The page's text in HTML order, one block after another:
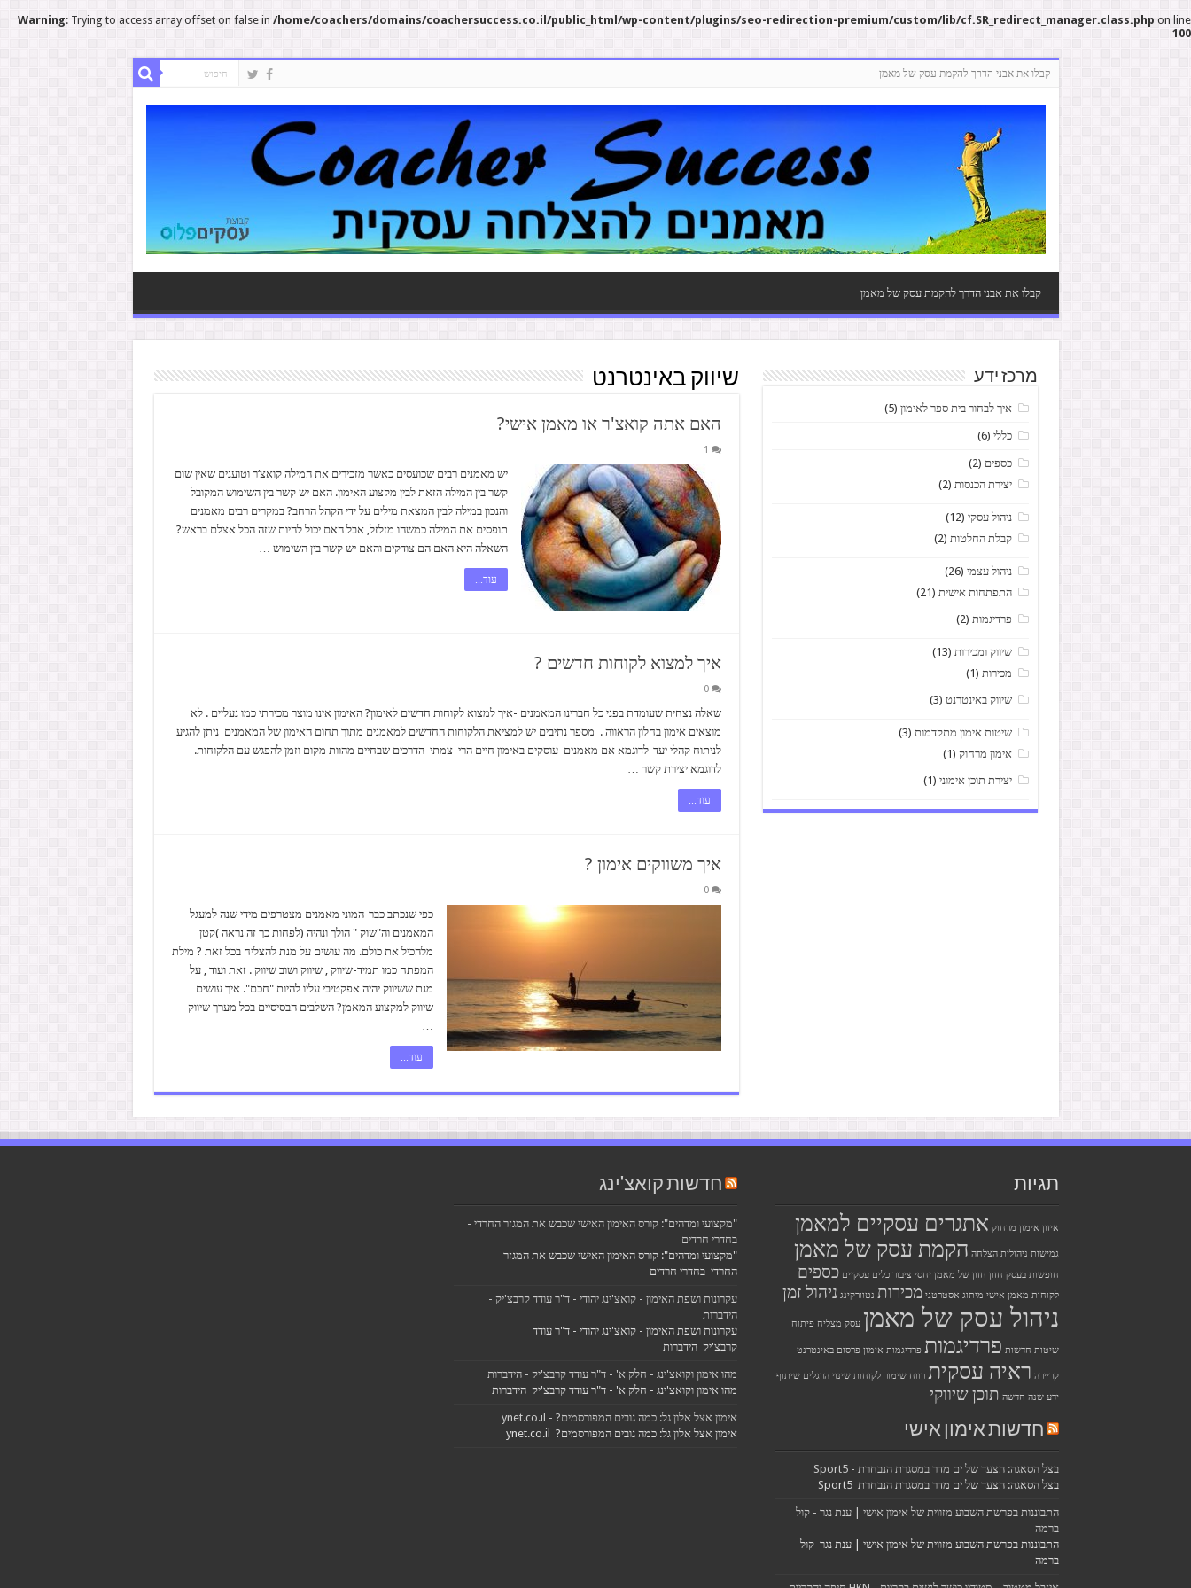
Warning: Trying to access array offset on false in /home/coachers/domains/coachersuccess.co.il/public_html/wp-content/plugins/seo-redirection-premium/custom/lib/cf.SR_redirect_manager.class.php on line
100
קבלו את אבני הדרך להקמת עסק של מאמן
קבלו את אבני הדרך להקמת עסק של מאמן
שיווק באינטרנט
האם אתה קואצ'ר או מאמן אישי?
1
​יש מאמנים רבים שכועסים כאשר מזכירים את המילה קואצ‘ר וטוענים שאין שום
קשר בין המילה הזאת לבין מקצוע האימון. האם יש קשר בין השימוש המקובל
והנכון במילה לבין המצאת מילים על ידי הקהל הרחב? במקרים רבים מאמנים
תופסים את המילה כמשהו מזלזל, אבל האם יכול להיות שזה הכל אצלם בראש?
השאלה היא האם הם צודקים והאם יש קשר בין השימוש …
עוד...
איך למצוא לקוחות חדשים ?
0
שאלה נצחית שעומדת בפני כל חברינו המאמנים -איך למצוא לקוחות חדשים לאימון? האימון אינו מוצר מכירתי כמו נעליים . לא
מוצאים אימון בחלון הראווה . מספר נתיבים יש למציאת הלקוחות החדשים למאמנים מתוך תחום האימון של המאמנים ניתן להגיע
לניתוח קהלי יעד-לדוגמא אם מאמנים עוסקים באימון חיים הרי צמתי הדרכים שבחיים מהוות מקום וזמן להפגש עם הלקוחות.
לדוגמא יצירת קשר …
עוד...
איך משווקים אימון ?
0
כפי שנכתב כבר-המוני מאמנים מצטרפים מידי שנה למעגל
המאמנים וה"שוק " הולך ונהיה (לפחות כך זה נראה )קטן
מלהכיל את כולם. מה עושים על מנת להצליח בכל זאת ? מילת
המפתח כמו תמיד-שיווק , שיווק ושוב שיווק . זאת ועוד , על
מנת ששיווק יהיה אפקטיבי עליו להיות "חכם". איך עושים
שיווק למקצוע המאמן? השלבים הבסיסיים בכל מערך שיווק –
…
עוד...
מרכז ידע
איך לבחור בית ספר לאימון (5)
כללי (6)
כספים (2)
יצירת הכנסות (2)
ניהול עסקי (12)
קבלת החלטות (2)
ניהול עצמי (26)
התפתחות אישית (21)
פרדיגמות (2)
שיווק ומכירות (13)
מכירות (1)
שיווק באינטרנט (3)
שיטות אימון מתקדמות (3)
אימון מרחוק (1)
יצירת תוכן אימוני (1)
תגיות
איזון אימון מרחוק אתגרים עסקיים למאמן
גמישות ניהולית הצלחה הקמת עסק של מאמן
חופשות בעסק חזון חזון של מאמן יחסי ציבור כלים עסקיים כספים
לקוחות מאמן אישי מיתוג אסטרטגי מכירות נטוורקינג ניהול זמן
ניהול עסק של מאמן עסק מצליח פיתוח
שיטות חדשות פרדיגמות פרדיגמות אימון פרסום באינטרנט
קריירה ראיה עסקית רווח שימור לקוחות שינוי הרגלים שיתוף
ידע שנה חדשה תוכן שיווקי
חדשות אימון אישי
בצל הסאגה: הצעד של ים מדר במסגרת הנבחרת - Sport5
בצל הסאגה: הצעד של ים מדר במסגרת הנבחרת Sport5
התבוננות בפרשת השבוע מזווית של אימון אישי | ענת נגר - קול
ברמה
התבוננות בפרשת השבוע מזווית של אימון אישי | ענת נגר קול
ברמה
חדשות קואצ'ינג
"מקצועי ומדהים": קורס האימון האישי שכבש את המגזר החרדי -
בחדרי חרדים
"מקצועי ומדהים": קורס האימון האישי שכבש את המגזר
החרדי בחדרי חרדים
עקרונות ושפת האימון - קואצ'ינג יהודי - ד"ר עודד קרבצ'יק -
הידברות
עקרונות ושפת האימון - קואצ'ינג יהודי - ד"ר עודד
קרבצ'יק הידברות
מהו אימון וקואצ'ינג - חלק א' - ד"ר עודד קרבצ'יק - הידברות
מהו אימון וקואצ'ינג - חלק א' - ד"ר עודד קרבצ'יק הידברות
אימון אצל אלון גל: כמה גובים המפורסמים? - ynet.co.il
אימון אצל אלון גל: כמה גובים המפורסמים? ynet.co.il